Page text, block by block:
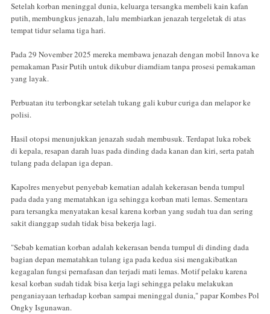
Setelah korban meninggal dunia, keluarga tersangka membeli kain kafan
putih, membungkus jenazah, lalu membiarkan jenazah tergeletak di atas
tempat tidur selama tiga hari.
Pada 29 November 2025 mereka membawa jenazah dengan mobil Innova ke
pemakaman Pasir Putih untuk dikubur diamdiam tanpa prosesi pemakaman
yang layak.
Perbuatan itu terbongkar setelah tukang gali kubur curiga dan melapor ke
polisi.
Hasil otopsi menunjukkan jenazah sudah membusuk. Terdapat luka robek
di kepala, resapan darah luas pada dinding dada kanan dan kiri, serta patah
tulang pada delapan iga depan.
Kapolres menyebut penyebab kematian adalah kekerasan benda tumpul
pada dada yang mematahkan iga sehingga korban mati lemas. Sementara
para tersangka menyatakan kesal karena korban yang sudah tua dan sering
sakit dianggap sudah tidak bisa bekerja lagi.
"Sebab kematian korban adalah kekerasan benda tumpul di dinding dada
bagian depan mematahkan tulang iga pada kedua sisi mengakibatkan
kegagalan fungsi pernafasan dan terjadi mati lemas. Motif pelaku karena
kesal korban sudah tidak bisa kerja lagi sehingga pelaku melakukan
penganiayaan terhadap korban sampai meninggal dunia," papar Kombes Pol
Ongky Isgunawan.